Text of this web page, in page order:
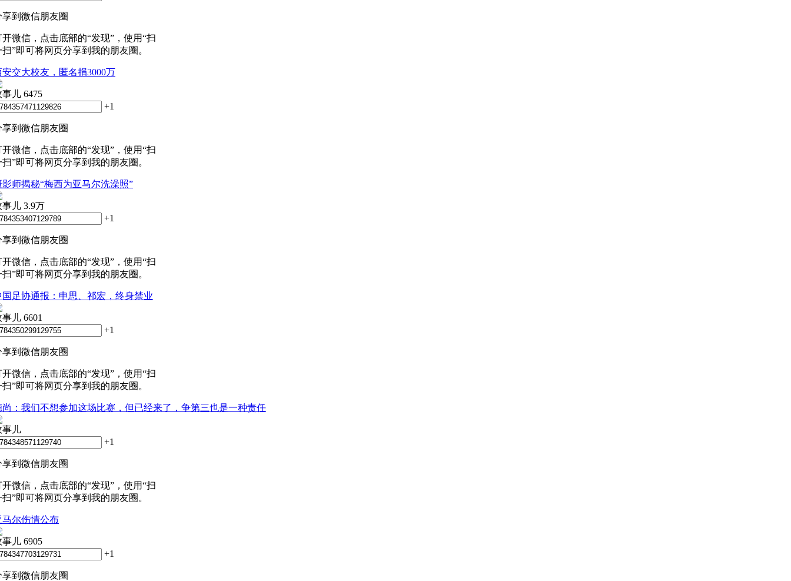
享到微信朋友圈
开微信，点击底部的“发现”，使用“扫
扫”即可将网页分享到我的朋友圈。
安交大校友，匿名捐3000万
事儿 6475
+1
享到微信朋友圈
开微信，点击底部的“发现”，使用“扫
扫”即可将网页分享到我的朋友圈。
影师揭秘“梅西为亚马尔洗澡照”
事儿 3.9万
+1
享到微信朋友圈
开微信，点击底部的“发现”，使用“扫
扫”即可将网页分享到我的朋友圈。
国足协通报：申思、祁宏，终身禁业
事儿 6601
+1
享到微信朋友圈
开微信，点击底部的“发现”，使用“扫
扫”即可将网页分享到我的朋友圈。
尚：我们不想参加这场比赛，但已经来了，争第三也是一种责任
事儿
+1
享到微信朋友圈
开微信，点击底部的“发现”，使用“扫
扫”即可将网页分享到我的朋友圈。
马尔伤情公布
事儿 6905
+1
享到微信朋友圈